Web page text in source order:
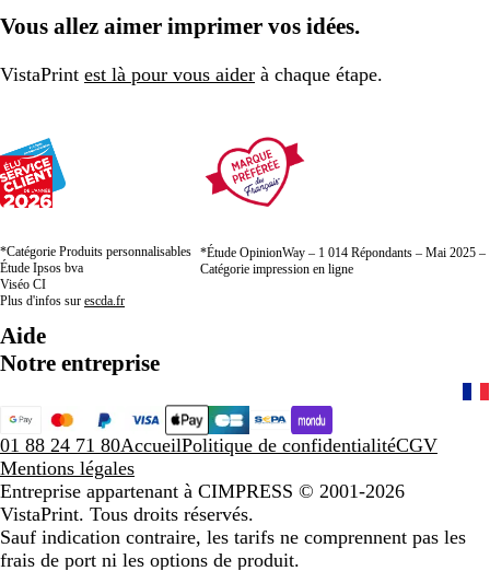
lalala
Vous allez aimer imprimer vos idées.
VistaPrint est là pour vous aider à chaque étape.
*Catégorie Produits personnalisables
Étude Ipsos bva
Viséo CI
Plus d'infos sur escda.fr
*Étude OpinionWay – 1 014 Répondants – Mai 2025 –
Catégorie impression en ligne
Aide
Notre entreprise
01 88 24 71 80AccueilPolitique de confidentialitéCGV
Mentions légales
Entreprise appartenant à CIMPRESS © 2001-2026
VistaPrint. Tous droits réservés.
Sauf indication contraire, les tarifs ne comprennent pas les
frais de port ni les options de produit.